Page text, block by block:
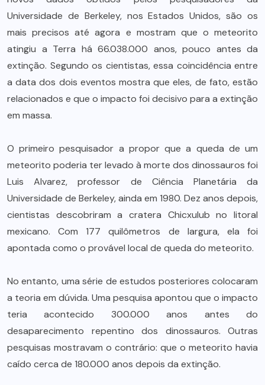
Universidade de Berkeley, nos Estados Unidos, são os
mais precisos até agora e mostram que o meteorito
atingiu a Terra há 66.038.000 anos, pouco antes da
extinção. Segundo os cientistas, essa coincidência entre
a data dos dois eventos mostra que eles, de fato, estão
relacionados e que o impacto foi decisivo para a extinção
em massa.
O primeiro pesquisador a propor que a queda de um
meteorito poderia ter levado à morte dos dinossauros foi
Luis Alvarez, professor de Ciência Planetária da
Universidade de Berkeley, ainda em 1980. Dez anos depois,
cientistas descobriram a cratera Chicxulub no litoral
mexicano. Com 177 quilômetros de largura, ela foi
apontada como o provável local de queda do meteorito.
No entanto, uma série de estudos posteriores colocaram
a teoria em dúvida. Uma pesquisa apontou que o impacto
teria acontecido 300.000 anos antes do
desaparecimento repentino dos dinossauros. Outras
pesquisas mostravam o contrário: que o meteorito havia
caído cerca de 180.000 anos depois da extinção.